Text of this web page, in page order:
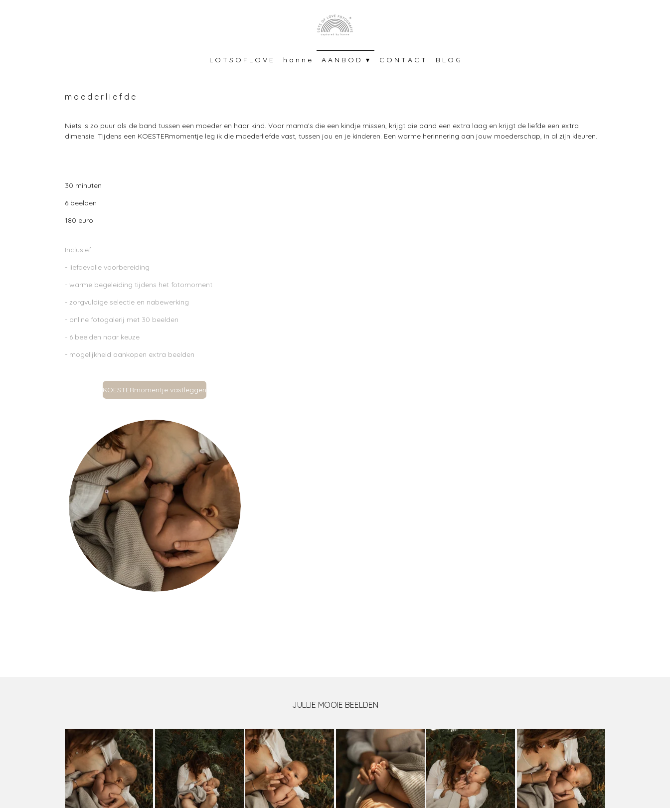
L O T S O F L O V E h a n n e A A N B O D C O N T A C T B L O G
m o e d e r l i e f d e
Niets is zo puur als de band tussen een moeder en haar kind. Voor mama’s die een kindje missen, krijgt die band een extra laag en krijgt de liefde een extra
dimensie. Tijdens een KOESTERmomentje leg ik die moederliefde vast, tussen jou en je kinderen. Een warme herinnering aan jouw moederschap, in al zijn kleuren.
30 minuten
6 beelden
180 euro
Inclusief
- liefdevolle voorbereiding
- warme begeleiding tijdens het fotomoment
- zorgvuldige selectie en nabewerking
- online fotogalerij met 30 beelden
- 6 beelden naar keuze
- mogelijkheid aankopen extra beelden
KOESTERmomentje vastleggen
JULLIE MOOIE BEELDEN